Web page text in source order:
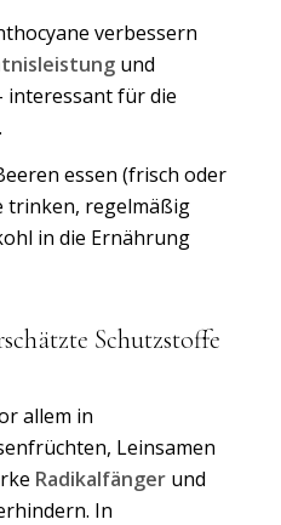
verbessern
und
interessant für die
.
essen (frisch oder
trinken, regelmäßig
in die Ernährung
Schutzstoffe
allem in
Leinsamen
Radikalfängerund
In